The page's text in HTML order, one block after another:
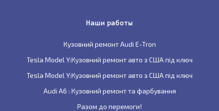
Наши работы
Кузовний ремонт Audi E-Tron
Tesla Model Y:Кузовний ремонт авто з США під ключ
Tesla Model Y:Кузовний ремонт авто з США під ключ
Audi A6 : Кузовний ремонт та фарбування
Разом до перемоги!